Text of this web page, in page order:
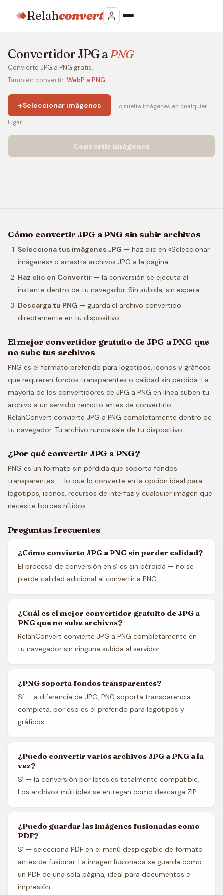
Relahconvert
Convertidor JPG aPNG
Convierte JPG a PNG gratis.
También convertir: WebP a PNG
+Seleccionar imágenes
o suelta imágenes en cualquier
lugar
Convertir imágenes
Cómo convertir JPG a PNG sin subir archivos
Selecciona tus imágenes JPG — haz clic en «Seleccionar
imágenes» o arrastra archivos JPG a la página.
Haz clic en Convertir — la conversión se ejecuta al
instante dentro de tu navegador. Sin subida, sin espera.
Descarga tu PNG — guarda el archivo convertido
directamente en tu dispositivo.
El mejor convertidor gratuito de JPG a PNG que
no sube tus archivos
PNG es el formato preferido para logotipos, iconos y gráficos
que requieren fondos transparentes o calidad sin pérdida. La
mayoría de los convertidores de JPG a PNG en línea suben tu
archivo a un servidor remoto antes de convertirlo.
RelahConvert convierte JPG a PNG completamente dentro de
tu navegador. Tu archivo nunca sale de tu dispositivo.
¿Por qué convertir JPG a PNG?
PNG es un formato sin pérdida que soporta fondos
transparentes — lo que lo convierte en la opción ideal para
logotipos, iconos, recursos de interfaz y cualquier imagen que
necesite bordes nítidos.
Preguntas frecuentes
¿Cómo convierto JPG a PNG sin perder calidad?
El proceso de conversión en sí es sin pérdida — no se
pierde calidad adicional al convertir a PNG.
¿Cuál es el mejor convertidor gratuito de JPG a
PNG que no sube archivos?
RelahConvert convierte JPG a PNG completamente en
tu navegador sin ninguna subida al servidor.
¿PNG soporta fondos transparentes?
Sí — a diferencia de JPG, PNG soporta transparencia
completa, por eso es el preferido para logotipos y
gráficos.
¿Puedo convertir varios archivos JPG a PNG a la
vez?
Sí — la conversión por lotes es totalmente compatible.
Los archivos múltiples se entregan como descarga ZIP.
¿Puedo guardar las imágenes fusionadas como
PDF?
Sí — selecciona PDF en el menú desplegable de formato
antes de fusionar. La imagen fusionada se guarda como
un PDF de una sola página, ideal para documentos e
impresión.